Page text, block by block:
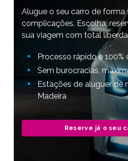
Alugue o seu carro de forma
complicações. Escolha,
sua viagem com total
Processo rápido e 100%
Sem burocracias,
Estações de aluguer de
Madeira
Reserve já o seu